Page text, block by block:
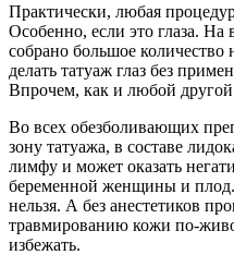
Практически, любая
Особенно, если это глаза. На
собрано большое
делать татуаж глаз без
Впрочем, как и любой
Во всех обезболивающих
зону татуажа, в составе
лимфу и может оказать
беременной женщины и
нельзя. А без анестетиков
травмированию кожи по-
избежать.